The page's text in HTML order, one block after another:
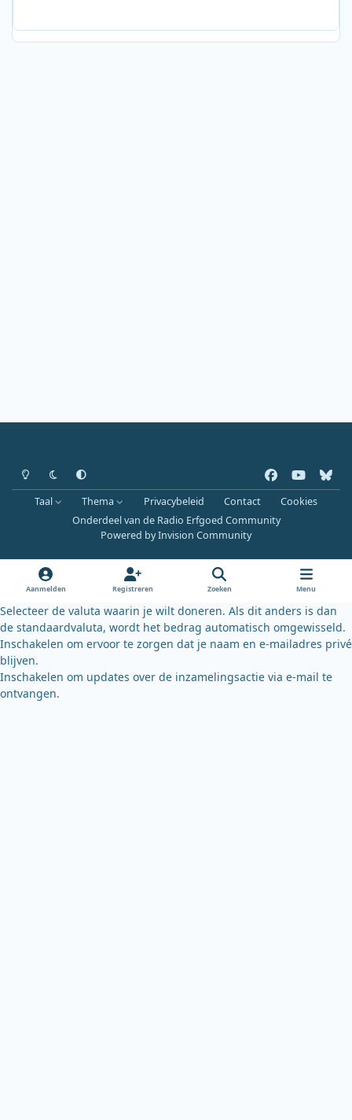
Heldere modus
Donkere modus
Systeemvoorkeur
a
c
e
o
k
o
u
b
b
l
u
k
y
Taal Thema Privacybeleid Contact
Cookies
Onderdeel van de Radio Erfgoed Community
Powered byInvision Community
Aanmelden Registreren Zoeken Menu
Selecteer de valuta waarin je wilt doneren. Als dit anders is dan
de standaardvaluta, wordt het bedrag automatisch omgewisseld.
Inschakelen om ervoor te zorgen dat je naam en e-mailadres privé
blijven.
Inschakelen om updates over de inzamelingsactie via e-mail te
ontvangen.